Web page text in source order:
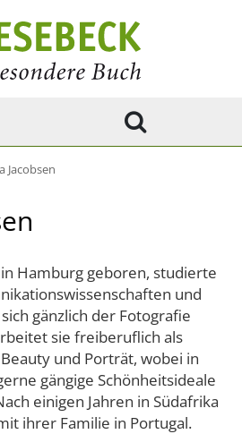
Jacobsen
in Hamburg geboren, studierte
und
gänzlich der Fotografie
sie freiberuflich als
und Porträt, wobei in
gängige Schönheitsideale
einigen Jahren in Südafrika
ihrer Familie in Portugal.